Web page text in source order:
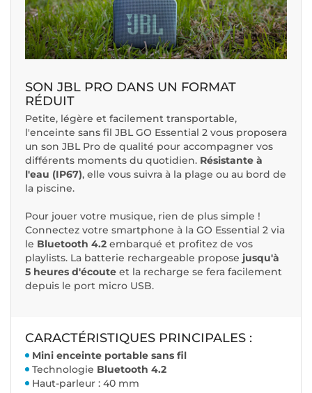
SON JBL PRO DANS UN FORMAT
RÉDUIT
Petite, légère et facilement transportable,
l'enceinte sans fil JBL GO Essential 2 vous proposera
un son JBL Pro de qualité pour accompagner vos
différents moments du quotidien. Résistante à
l'eau (IP67), elle vous suivra à la plage ou au bord de
la piscine.
Pour jouer votre musique, rien de plus simple !
Connectez votre smartphone à la GO Essential 2 via
le Bluetooth 4.2 embarqué et profitez de vos
playlists. La batterie rechargeable propose jusqu'à
5 heures d'écoute et la recharge se fera facilement
depuis le port micro USB.
CARACTÉRISTIQUES PRINCIPALES :
Mini enceinte portable sans fil
Technologie Bluetooth 4.2
Haut-parleur : 40 mm